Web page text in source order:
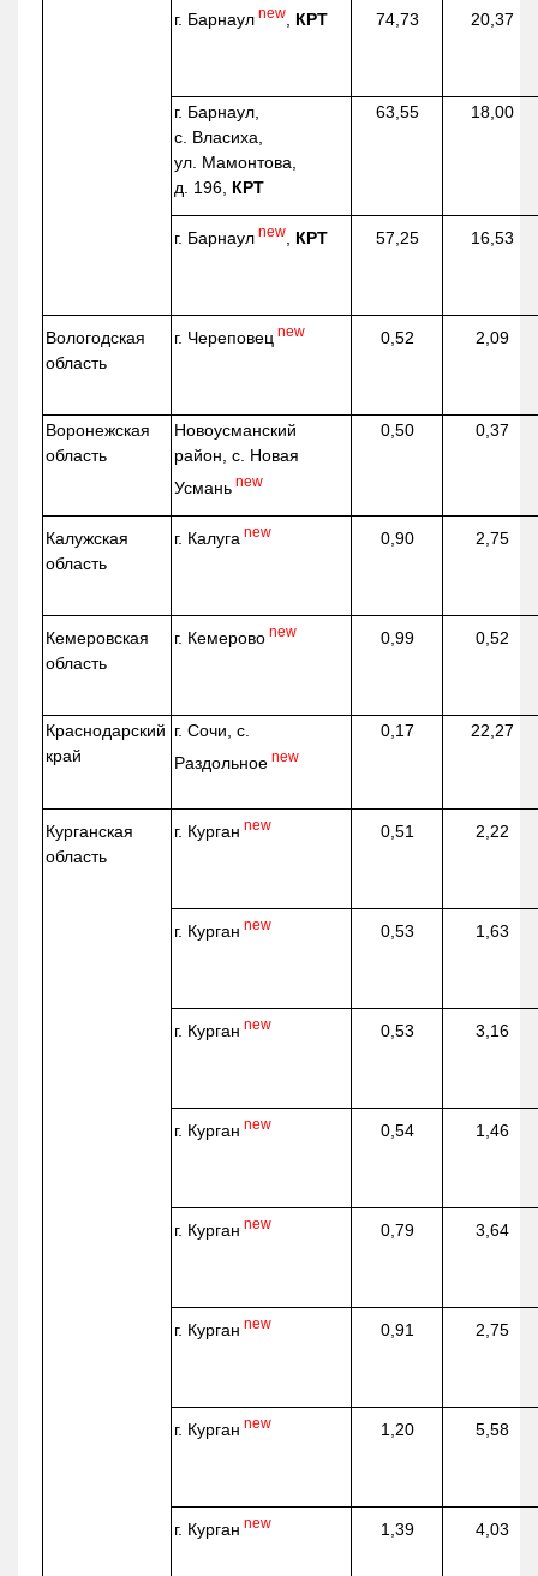
г. Барнаул new КРТ 74,73 20,37
г. Барнаул,
с. Власиха,
ул. Мамонтова,
д. 196, КРТ
63,55 18,00
г. Барнаул new КРТ 57,25 16,53
Вологодская
область
г. Череповец new 0,52 2,09
Воронежская
область
Новоусманский
район, с. Новая
Усмань new
0,50 0,37
Калужская
область
г. Калуга new 0,90 2,75
Кемеровская
область
г. Кемерово new 0,99 0,52
Краснодарский
край
г. Сочи, с.
Раздольное new
0,17 22,27
Курганская
область
г. Курган new 0,51 2,22
г. Курган new 0,53 1,63
г. Курган new 0,53 3,16
г. Курган new 0,54 1,46
г. Курган new 0,79 3,64
г. Курган new 0,91 2,75
г. Курган new 1,20 5,58
г. Курган new 1,39 4,03